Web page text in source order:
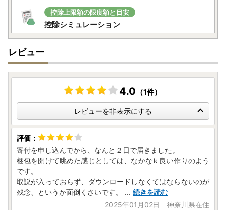
控除上限額の限度額と目安
控除シミュレーション
レビュー
4.0 （1件）
レビューを非表示にする
寄付を申し込んでから、なんと２日で届きました。
梱包を開けて眺めた感じとしては、なかなｋ良い作りのよう
です。
取説が入っておらず、ダウンロードしなくてはならないのが
残念、というか面倒くさいです。 ... 続きを読む
2025年01月02日 神奈川県在住